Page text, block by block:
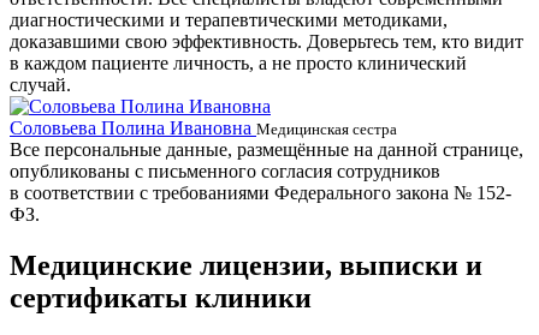
диагностическими и терапевтическими методиками,
доказавшими свою эффективность. Доверьтесь тем, кто видит
в каждом пациенте личность, а не просто клинический
случай.
Соловьева Полина Ивановна Медицинская сестра
Все персональные данные, размещённые на данной странице,
опубликованы с письменного согласия сотрудников
в соответствии с требованиями Федерального закона № 152-
ФЗ.
Медицинские лицензии, выписки и
сертификаты клиники